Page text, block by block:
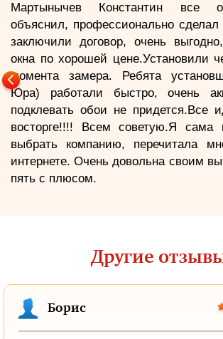
Мартынычев Константин все
объяснил, профессионально
заключили договор, очень
окна по хорошей цене.Установили
момента замера. Ребята
Юра) работали быстро, очень
подклевать обои не придется.Все
восторге!!!! Всем советую.Я сама
выбрать компанию, перечитала
интернете. Очень довольна своим
пять с плюсом.
Другие
Борис